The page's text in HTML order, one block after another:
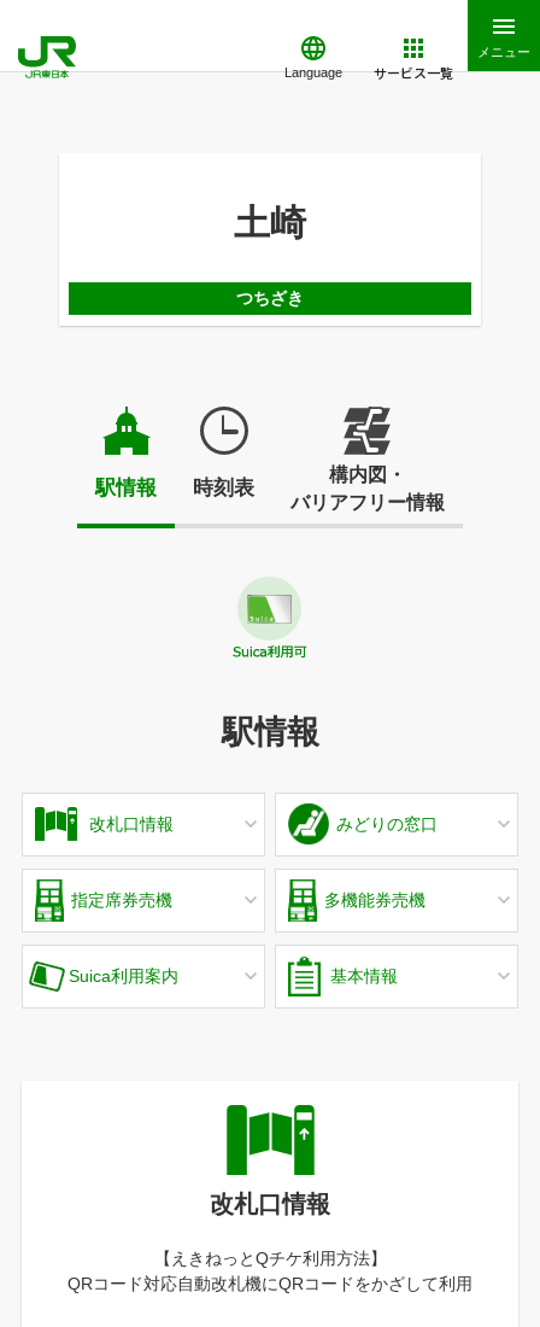
Language サービス一覧
メニュー
土崎
つちざき
駅情報 時刻表
構内図・
バリアフリー情報
駅情報
改札口情報 みどりの窓口
指定席券売機 多機能券売機
Suica利用案内 基本情報
改札口情報
【えきねっとQチケ利用方法】
QRコード対応自動改札機にQRコードをかざして利用